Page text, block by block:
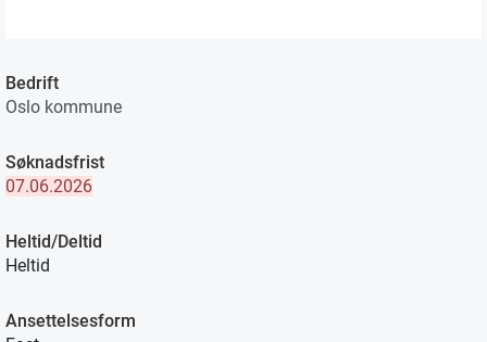
Bedrift
Oslo kommune
Søknadsfrist
07.06.2026
Heltid/Deltid
Heltid
Ansettelsesform